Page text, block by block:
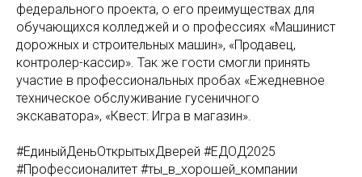
федерального проекта, о его преимуществах для
обучающихся колледжей и о профессиях «Машинист
дорожных и строительных машин», «Продавец,
контролер-кассир». Так же гости смогли принять
участие в профессиональных пробах «Ежедневное
техническое обслуживание гусеничного
экскаватора», «Квест: Игра в магазин».
#ЕдиныйДеньОткрытыхДверей #ЕДОД2025
#Профессионалитет #ты_в_хорошей_компании